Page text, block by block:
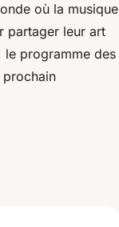
où la musique
partager leur art
le programme des
prochain